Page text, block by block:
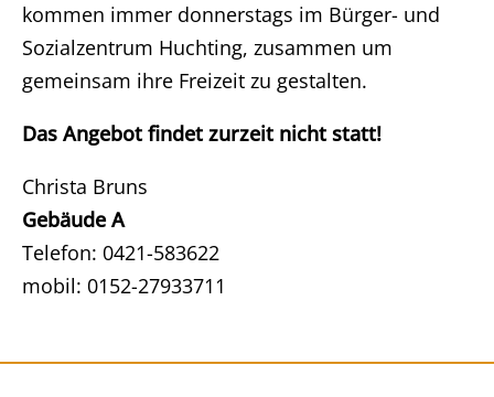
kommen immer donnerstags im Bürger- und
Sozialzentrum Huchting, zusammen um
gemeinsam ihre Freizeit zu gestalten.
Das Angebot findet zurzeit nicht statt!
Christa Bruns
Gebäude A
Telefon: 0421-583622
mobil: 0152-27933711